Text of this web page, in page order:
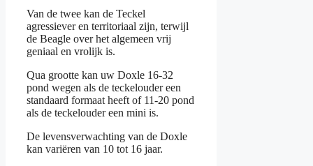
Van de twee kan de Teckel
agressiever en territoriaal zijn, terwijl
de Beagle over het algemeen vrij
geniaal en vrolijk is.
Qua grootte kan uw Doxle 16-32
pond wegen als de teckelouder een
standaard formaat heeft of 11-20 pond
als de teckelouder een mini is.
De levensverwachting van de Doxle
kan variëren van 10 tot 16 jaar.